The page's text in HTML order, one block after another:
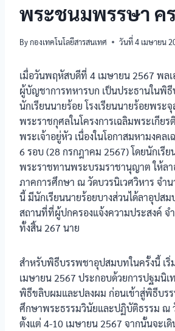
พระชนมพรรษา ค
Byกองเทคโนโลยีสารสนเทศ วันที่ 4 เมษายน
เมื่อวันพฤหัสบดีที่ 4 เมษายน 2567 พลเ
ผู้บัญชาการทหารบก เป็นประธานในพิ
นักเรียนนายร้อย โรงเรียนนายร้อยพระ
พระราชกุศลในโครงการเฉลิมพระเกีย
พระเจ้าอยู่หัว เนื่องในโอกาสมหามงค
6 รอบ (28 กรกฎาคม 2567) โดยนักเรีย
พระราชทานพระบรมราชานุญาต ให้ล
ภาคการศึกษา ณ วัดบวรนิเวศวิหาร จำ
นี้ มีนักเรียนนายร้อยบางส่วนได้ลาอุปส
สถานที่ที่ผู้ปกครองแจ้งความประสงค์ จ
ทั้งสิ้น 267 นาย
สำหรับพิธีบรรพชาอุปสมบทในครั้งนี้ เ
เมษายน 2567 ประกอบด้วยการปฐมนิ
พิธีขลิบผมและปลงผม ก่อนเข้าสู่พิธีบร
ศึกษาพระธรรมวินัยและปฏิบัติธรรม ณ
ตั้งแต่ 4-10 เมษายน 2567 จากนั้นจะเ